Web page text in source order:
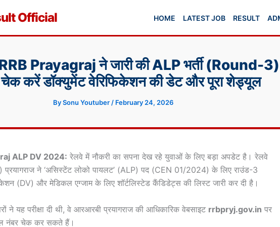
Official HOME LATEST JOB RESULT
Prayagraj ने जारी की ALP भर्ती (Round-
करें डॉक्युमेंट वेरिफिकेशन की डेट और पूरा शेड्यूल
BySonu Youtuber / February 24, 2026
ALP DV 2024: रेलवे में नौकरी का सपना देख रहे युवाओं के लिए बड़ा अपडेट है। रेलवे
प्रयागराज ने ‘असिस्टेंट लोको पायलट’ (ALP) पद (CEN 01/2024) के लिए राउंड-3
(DV) और मेडिकल एग्जाम के लिए शॉर्टलिस्टेड कैंडिडेट्स की लिस्ट जारी कर दी है।
ने यह परीक्षा दी थी, वे आरआरबी प्रयागराज की आधिकारिक वेबसाइट rrbpryj.gov.in पर
नंबर चेक कर सकते हैं।